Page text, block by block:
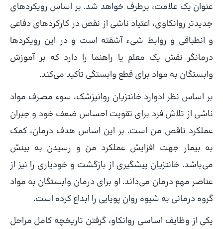
عنوان یک علامت، برطرف خواهد شد. بر اساس رویکردهای
جدیدتر روانکاوی، اعتیاد ناشی از نقص در کارکردهای دفاعی
و انطباقی و روابط شیء آشفته است و در این رویکردها
درمانگر نقش یک معلم یا راهنما را دارد که بر آموزش
وابستگان به مواد برای قطع وابستگی تأکید می‌کند.
بر اساس نظر ادوارد خانتزیان روانپزشک، سوء مصرف مواد
ناشی از تلاش فرد برای تقویت احساس ضعف خود و جبران
عملکرد ناقص من است. بر این اساس هدف درمان، کمک
به بیمار جهت افزایش عملکرد من و رسیدن به بینش
می‌باشد. خانتزیان پیشگیری از بازگشت و خودیاری را نیز از
عناصر مهم درمان می‌داند. او برای درمان وابستگان به مواد
گروه درمانی به شیوه روان پویایی را ابداع کرده است.
یکی از وظایف اساسی روانکاو، گرفتن تاریخچه کامل مراحل